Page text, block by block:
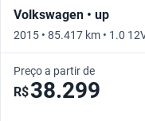
Volkswagen • up
2015 • 85.417 km • 1.0
Manual
Preço a partir de
R$38.299